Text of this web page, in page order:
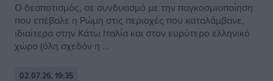
Ο δεσποτισμός, σε συνδυασμό με την παγκοσμιοποίηση
που επέβαλε η Ρώμη στις περιοχές που καταλάμβανε,
ιδιαίτερα στην Κάτω Ιταλία και στον ευρύτερο ελληνικό
χώρο (όλη σχεδόν η ...
02.07.26, 19:35